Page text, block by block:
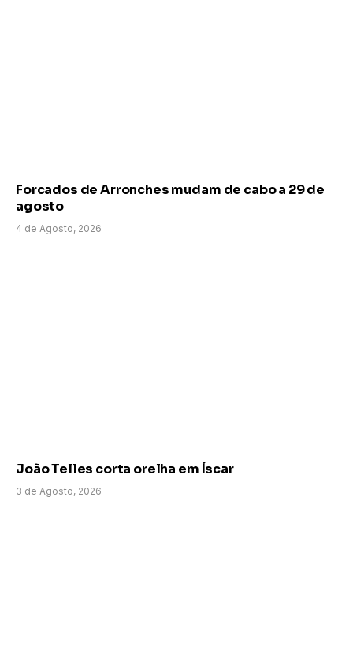
Forcados de Arronches mudam de cabo a 29 de
agosto
4 de Agosto, 2026
João Telles corta orelha em Íscar
3 de Agosto, 2026